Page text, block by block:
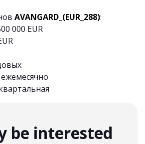
AVANGARD _(EUR _288):
000 EUR
be interested